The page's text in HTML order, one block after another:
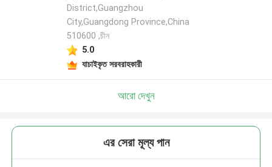
District,Guangzhou
City,Guangdong Province,China
510600 ,চীন
5.0
যাচাইকৃত সরবরাহকারী
আরো দেখুন
এর সেরা মূল্য পান